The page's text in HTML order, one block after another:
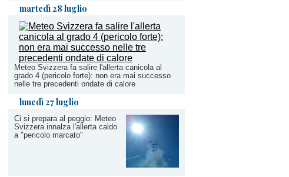
martedì 28 luglio
Meteo Svizzera fa salire l'allerta canicola al
grado 4 (pericolo forte): non era mai successo
nelle tre precedenti ondate di calore
lunedì 27 luglio
Ci si prepara al peggio: Meteo
Svizzera innalza l'allerta caldo
a "pericolo marcato"